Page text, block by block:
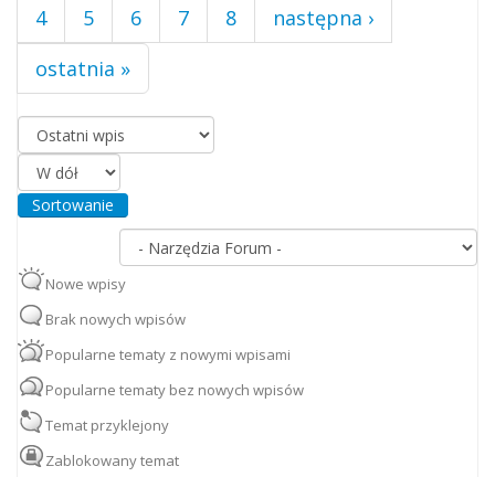
4
5 6 7 8
następna ›
ostatnia »
Porządkuj według
Sortowanie
Nowe wpisy
Brak nowych wpisów
Popularne tematy z nowymi wpisami
Popularne tematy bez nowych wpisów
Temat przyklejony
Zablokowany temat